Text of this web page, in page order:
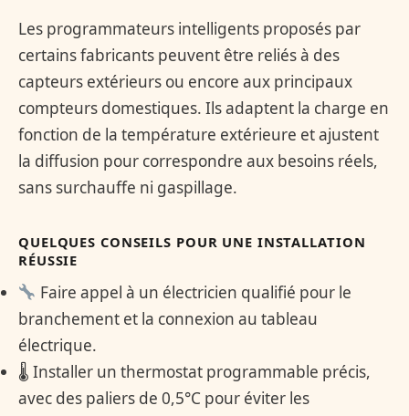
Les programmateurs intelligents proposés par
certains fabricants peuvent être reliés à des
capteurs extérieurs ou encore aux principaux
compteurs domestiques. Ils adaptent la charge en
fonction de la température extérieure et ajustent
la diffusion pour correspondre aux besoins réels,
sans surchauffe ni gaspillage.
QUELQUES CONSEILS POUR UNE INSTALLATION
RÉUSSIE
Faire appel à un électricien qualifié pour le
branchement et la connexion au tableau
électrique.
🌡 Installer un thermostat programmable précis,
avec des paliers de 0,5°C pour éviter les